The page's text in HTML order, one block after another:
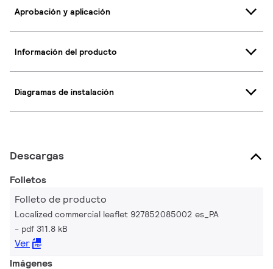
Aprobación y aplicación
Información del producto
Diagramas de instalación
Descargas
Folletos
Folleto de producto
Localized commercial leaflet 927852085002 es_PA
pdf 311.8 kB
Ver
Imágenes